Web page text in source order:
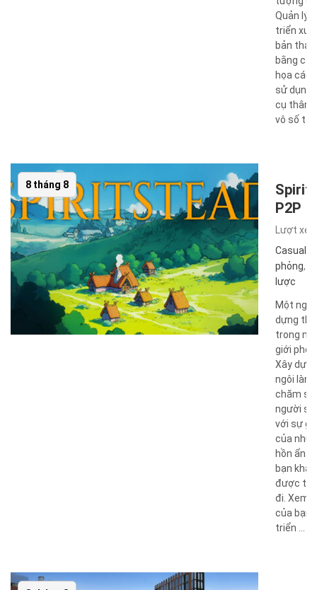
Quản lý
triển
bản
bằng
họa các
sử dụng
cụ thân
vô số tác
8 tháng 8
P2P
Lượt
Casual
phỏng,
lược
Một
dựng
trong
giới
Xây
ngôi
chăm
người
với sự
của
hồn ẩn
bạn
được
đi. Xem
của bạn
triển ...